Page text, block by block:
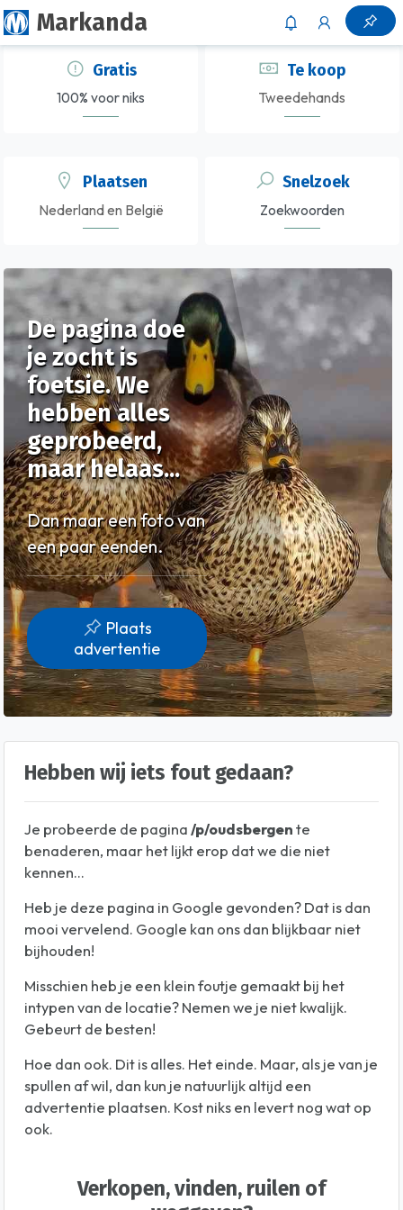
Markanda
Gratis
100% voor niks
Te koop
Tweedehands
Plaatsen
Nederland en België
Snelzoek
Zoekwoorden
De pagina doe
je zocht is
foetsie. We
hebben alles
geprobeerd,
maar helaas...
Dan maar een foto van
een paar eenden.
Plaats
advertentie
Hebben wij iets fout gedaan?
Je probeerde de pagina /p/oudsbergen te
benaderen, maar het lijkt erop dat we die niet
kennen...
Heb je deze pagina in Google gevonden? Dat is dan
mooi vervelend. Google kan ons dan blijkbaar niet
bijhouden!
Misschien heb je een klein foutje gemaakt bij het
intypen van de locatie? Nemen we je niet kwalijk.
Gebeurt de besten!
Hoe dan ook. Dit is alles. Het einde. Maar, als je van je
spullen af wil, dan kun je natuurlijk altijd een
advertentie plaatsen. Kost niks en levert nog wat op
ook.
Verkopen, vinden, ruilen of